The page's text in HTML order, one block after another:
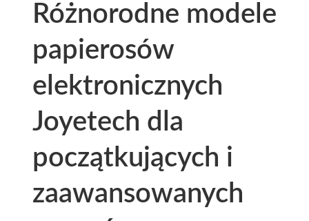
Różnorodne modele
papierosów
elektronicznych
Joyetech dla
początkujących i
zaawansowanych